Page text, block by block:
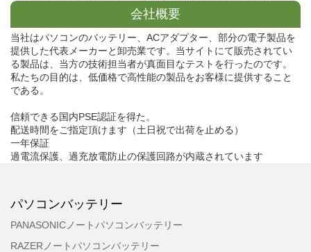
会社概要
当社はパソコンのバッテリー、ACアダプター、部分の電子製品を
提供した代表メーカーと卸売業です。当サイトにて販売されてい
る製品は、当方の技術担当者が真面目なテストを行ったのです。
私たちの目的は、低価格で高性能の製品をお客様に提供すること
である。
信頼できる国内PSE認証を得た。
配送時間をご指定頂けます（土日祝で出荷を止める）
一年保証
過電流保護、過充放電防止の保護回路が内蔵されています
パソコンバッテリー
PANASONICノートパソコンバッテリー
RAZERノートパソコンバッテリー